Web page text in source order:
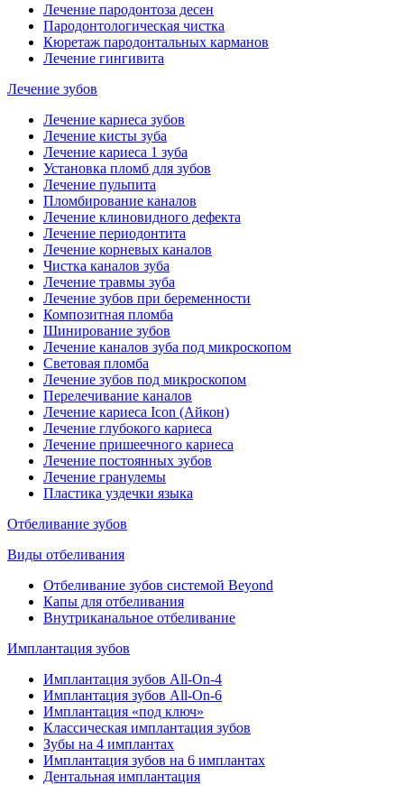
Лечение пародонтоза десен
Пародонтологическая чистка
Кюретаж пародонтальных карманов
Лечение гингивита
Лечение зубов
Лечение кариеса зубов
Лечение кисты зуба
Лечение кариеса 1 зуба
Установка пломб для зубов
Лечение пульпита
Пломбирование каналов
Лечение клиновидного дефекта
Лечение периодонтита
Лечение корневых каналов
Чистка каналов зуба
Лечение травмы зуба
Лечение зубов при беременности
Композитная пломба
Шинирование зубов
Лечение каналов зуба под микроскопом
Световая пломба
Лечение зубов под микроскопом
Перелечивание каналов
Лечение кариеса Icon (Айкон)
Лечение глубокого кариеса
Лечение пришеечного кариеса
Лечение постоянных зубов
Лечение гранулемы
Пластика уздечки языка
Отбеливание зубов
Виды отбеливания
Отбеливание зубов системой Beyond
Капы для отбеливания
Внутриканальное отбеливание
Имплантация зубов
Имплантация зубов All-On-4
Имплантация зубов All-On-6
Имплантация «под ключ»
Классическая имплантация зубов
Зубы на 4 имплантах
Имплантация зубов на 6 имплантах
Дентальная имплантация